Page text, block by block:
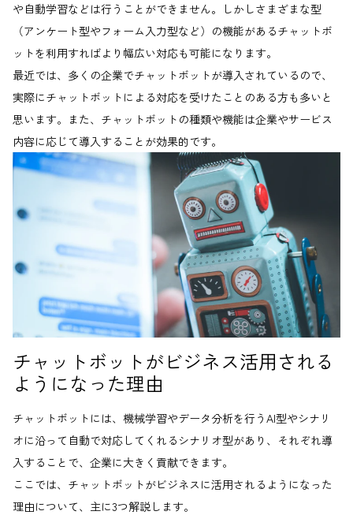
や自動学習などは行うことができません。しかしさまざまな型
（アンケート型やフォーム入力型など）の機能があるチャットボ
ットを利用すればより幅広い対応も可能になります。
最近では、多くの企業でチャットボットが導入されているので、
実際にチャットボットによる対応を受けたことのある方も多いと
思います。また、チャットボットの種類や機能は企業やサービス
内容に応じて導入することが効果的です。
チャットボットがビジネス活用される
ようになった理由
チャットボットには、機械学習やデータ分析を行うAI型やシナリ
オに沿って自動で対応してくれるシナリオ型があり、それぞれ導
入することで、企業に大きく貢献できます。
ここでは、チャットボットがビジネスに活用されるようになった
理由について、主に3つ解説します。